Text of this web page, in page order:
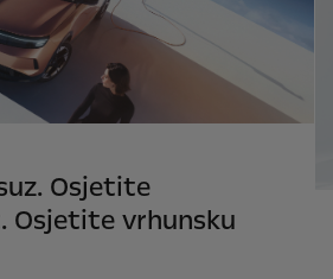
Osjetite
Osjetite vrhunsku